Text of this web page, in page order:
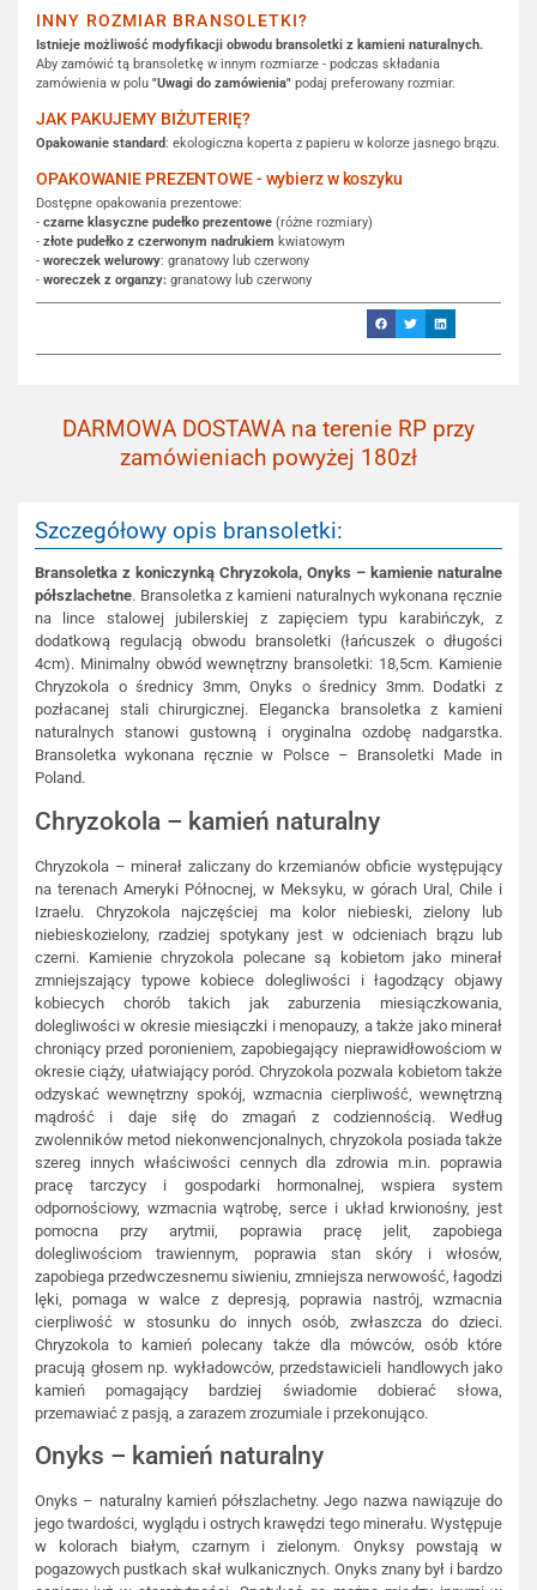
INNY ROZMIAR BRANSOLETKI?
Istnieje możliwość modyfikacji obwodu bransoletki z kamieni naturalnych.
Aby zamówić tą bransoletkę w innym rozmiarze - podczas składania
zamówienia w polu "Uwagi do zamówienia" podaj preferowany rozmiar.
JAK PAKUJEMY BIŻUTERIĘ?
Opakowanie standard: ekologiczna koperta z papieru w kolorze jasnego brązu.
OPAKOWANIE PREZENTOWE - wybierz w koszyku
Dostępne opakowania prezentowe:
- czarne klasyczne pudełko prezentowe (różne rozmiary)
- złote pudełko z czerwonym nadrukiem kwiatowym
- woreczek welurowy: granatowy lub czerwony
- woreczek z organzy: granatowy lub czerwony
DARMOWA DOSTAWA na terenie RP przy
zamówieniach powyżej 180zł
Szczegółowy opis bransoletki:
Bransoletka z koniczynką Chryzokola, Onyks – kamienie naturalne
półszlachetne. Bransoletka z kamieni naturalnych wykonana ręcznie
na lince stalowej jubilerskiej z zapięciem typu karabińczyk, z
dodatkową regulacją obwodu bransoletki (łańcuszek o długości
4cm). Minimalny obwód wewnętrzny bransoletki: 18,5cm. Kamienie
Chryzokola o średnicy 3mm, Onyks o średnicy 3mm. Dodatki z
pozłacanej stali chirurgicznej. Elegancka bransoletka z kamieni
naturalnych stanowi gustowną i oryginalna ozdobę nadgarstka.
Bransoletka wykonana ręcznie w Polsce – Bransoletki Made in
Poland.
Chryzokola – kamień naturalny
Chryzokola – minerał zaliczany do krzemianów obficie występujący
na terenach Ameryki Północnej, w Meksyku, w górach Ural, Chile i
Izraelu. Chryzokola najczęściej ma kolor niebieski, zielony lub
niebieskozielony, rzadziej spotykany jest w odcieniach brązu lub
czerni. Kamienie chryzokola polecane są kobietom jako minerał
zmniejszający typowe kobiece dolegliwości i łagodzący objawy
kobiecych chorób takich jak zaburzenia miesiączkowania,
dolegliwości w okresie miesiączki i menopauzy, a także jako minerał
chroniący przed poronieniem, zapobiegający nieprawidłowościom w
okresie ciąży, ułatwiający poród. Chryzokola pozwala kobietom także
odzyskać wewnętrzny spokój, wzmacnia cierpliwość, wewnętrzną
mądrość i daje siłę do zmagań z codziennością. Według
zwolenników metod niekonwencjonalnych, chryzokola posiada także
szereg innych właściwości cennych dla zdrowia m.in. poprawia
pracę tarczycy i gospodarki hormonalnej, wspiera system
odpornościowy, wzmacnia wątrobę, serce i układ krwionośny, jest
pomocna przy arytmii, poprawia pracę jelit, zapobiega
dolegliwościom trawiennym, poprawia stan skóry i włosów,
zapobiega przedwczesnemu siwieniu, zmniejsza nerwowość, łagodzi
lęki, pomaga w walce z depresją, poprawia nastrój, wzmacnia
cierpliwość w stosunku do innych osób, zwłaszcza do dzieci.
Chryzokola to kamień polecany także dla mówców, osób które
pracują głosem np. wykładowców, przedstawicieli handlowych jako
kamień pomagający bardziej świadomie dobierać słowa,
przemawiać z pasją, a zarazem zrozumiale i przekonująco.
Onyks – kamień naturalny
Onyks – naturalny kamień półszlachetny. Jego nazwa nawiązuje do
jego twardości, wyglądu i ostrych krawędzi tego minerału. Występuje
w kolorach białym, czarnym i zielonym. Onyksy powstają w
pogazowych pustkach skał wulkanicznych. Onyks znany był i bardzo